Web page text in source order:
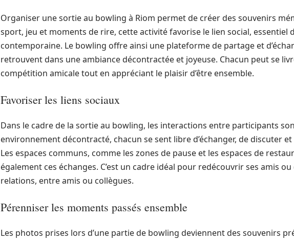
Organiser une sortie au bowling à Riom permet de créer des souvenirs
sport, jeu et moments de rire, cette activité favorise le lien social, essentiel
contemporaine. Le bowling offre ainsi une plateforme de partage et
retrouvent dans une ambiance décontractée et joyeuse. Chacun peut se
compétition amicale tout en appréciant le plaisir d’être ensemble.
Favoriser les liens sociaux
Dans le cadre de la sortie au bowling, les interactions entre participants
environnement décontracté, chacun se sent libre d’échanger, de discuter
Les espaces communs, comme les zones de pause et les espaces de
également ces échanges. C’est un cadre idéal pour redécouvrir ses amis
relations, entre amis ou collègues.
Pérenniser les moments passés ensemble
Les photos prises lors d’une partie de bowling deviennent des souvenirs